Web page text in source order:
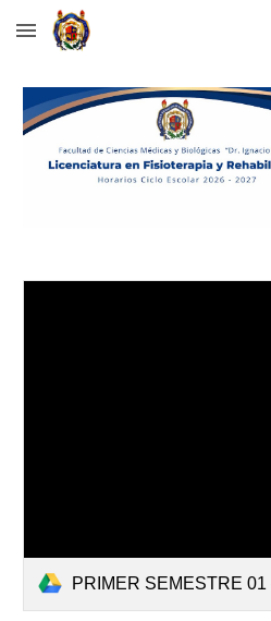
Skip to main content
PRIMER SEMESTRE